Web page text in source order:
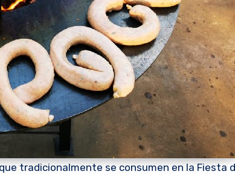
tradicionalmente se consumen en la Fiesta